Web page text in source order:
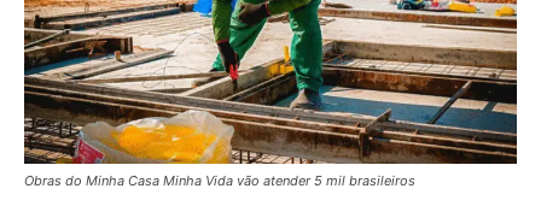
Obras do Minha Casa Minha Vida vão atender 5 mil brasileiros